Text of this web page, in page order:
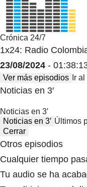
Crónica 24/7
1x24: Radio
23/08/2024 -
Ver más episodios Ir
Noticias en 3′
Noticias en 3′
Noticias en 3′ Últimos
Cerrar
Otros episodios
Cualquier tiempo
Tu audio se ha